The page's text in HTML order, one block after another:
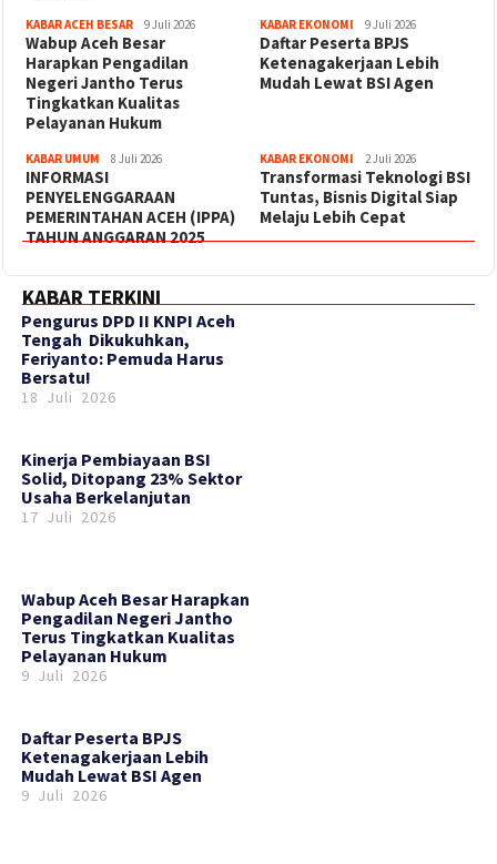
KABAR ACEH BESAR 9 Juli 2026
Wabup Aceh Besar
Harapkan Pengadilan
Negeri Jantho Terus
Tingkatkan Kualitas
Pelayanan Hukum
KABAR EKONOMI 9 Juli 2026
Daftar Peserta BPJS
Ketenagakerjaan Lebih
Mudah Lewat BSI Agen
KABAR UMUM 8 Juli 2026
INFORMASI
PENYELENGGARAAN
PEMERINTAHAN ACEH (IPPA)
TAHUN ANGGARAN 2025
KABAR EKONOMI 2 Juli 2026
Transformasi Teknologi BSI
Tuntas, Bisnis Digital Siap
Melaju Lebih Cepat
KABAR TERKINI
‎Pengurus DPD II KNPI Aceh
Tengah Dikukuhkan,
Feriyanto: Pemuda Harus
Bersatu!
18 Juli 2026
Kinerja Pembiayaan BSI
Solid, Ditopang 23% Sektor
Usaha Berkelanjutan
17 Juli 2026
Wabup Aceh Besar Harapkan
Pengadilan Negeri Jantho
Terus Tingkatkan Kualitas
Pelayanan Hukum
9 Juli 2026
Daftar Peserta BPJS
Ketenagakerjaan Lebih
Mudah Lewat BSI Agen
9 Juli 2026